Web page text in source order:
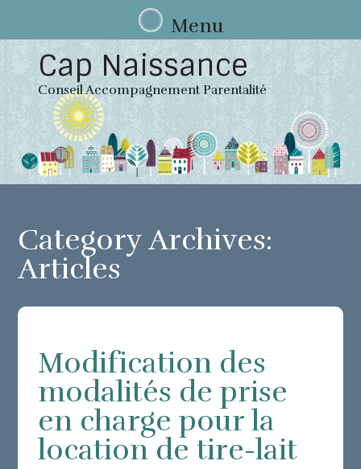
Menu
Skip to content
Cap Naissance
Conseil Accompagnement Parentalité
Category Archives:
Articles
Modification des
modalités de prise
en charge pour la
location de tire-lait